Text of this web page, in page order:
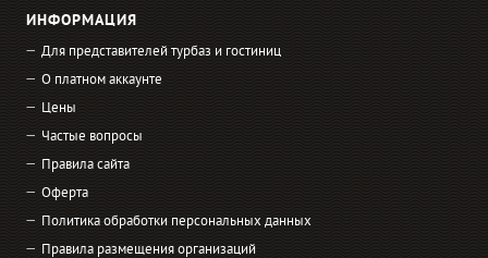
ИНФОРМАЦИЯ
Для представителей турбаз и гостиниц
О платном аккаунте
Цены
Частые вопросы
Правила сайта
Оферта
Политика обработки персональных данных
Правила размещения организаций